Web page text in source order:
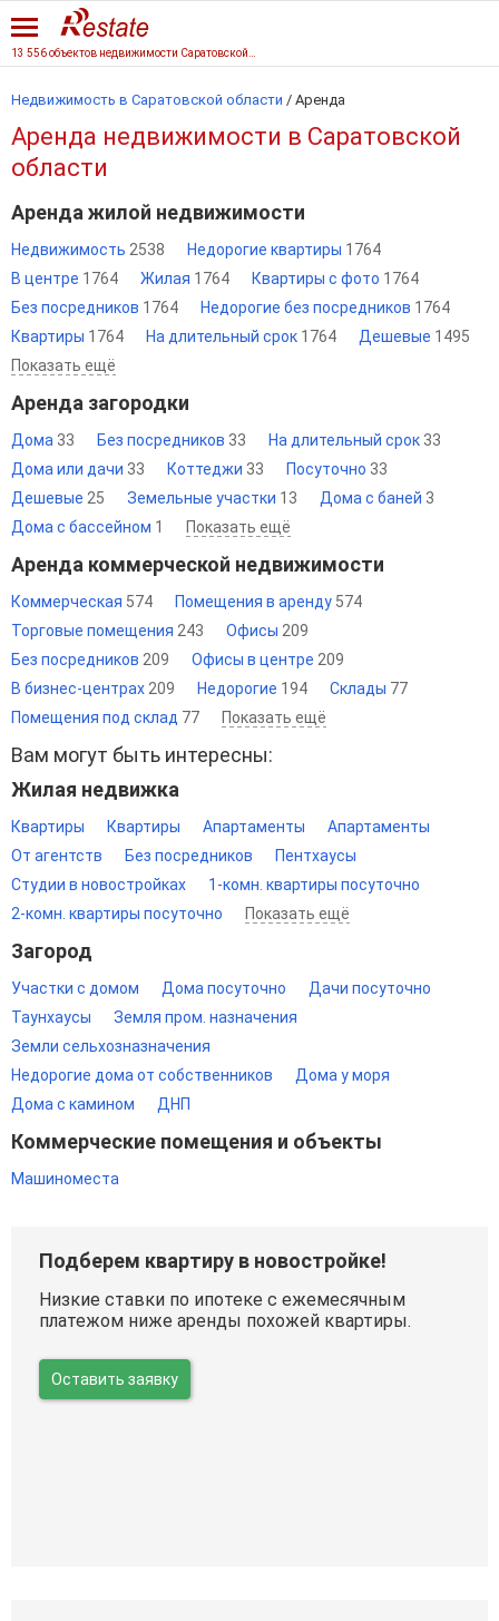
Недвижимость в Саратовской области / Аренда
Аренда недвижимости в Саратовской
области
Аренда жилой недвижимости
Недвижимость 2538 Недорогие квартиры 1764
В центре 1764 Жилая 1764 Квартиры с фото 1764
Без посредников 1764 Недорогие без посредников 1764
Квартиры 1764 На длительный срок 1764 Дешевые 1495
Показать ещё
Аренда загородки
Дома 33 Без посредников 33 На длительный срок 33
Дома или дачи 33 Коттеджи 33 Посуточно 33
Дешевые 25 Земельные участки 13 Дома с баней 3
Дома с бассейном 1 Показать ещё
Аренда коммерческой недвижимости
Коммерческая 574 Помещения в аренду 574
Торговые помещения 243 Офисы 209
Без посредников 209 Офисы в центре 209
В бизнес-центрах 209 Недорогие 194 Склады 77
Помещения под склад 77 Показать ещё
Вам могут быть интересны:
Жилая недвижка
Квартиры Квартиры Апартаменты
Апартаменты
От агентств
Без посредников
Пентхаусы
Студии в новостройках
1-комн. квартиры посуточно
2-комн. квартиры посуточно
Показать ещё
Загород
Участки с домом Дома посуточно
Дачи посуточно
Таунхаусы
Земля пром. назначения
Земли сельхозназначения
Недорогие дома от собственников
Дома у моря
Дома с камином
ДНП
Коммерческие помещения и объекты
Машиноместа
Подберем квартиру в новостройке!
Низкие ставки по ипотеке с ежемесячным
платежом ниже аренды похожей квартиры.
Оставить заявку